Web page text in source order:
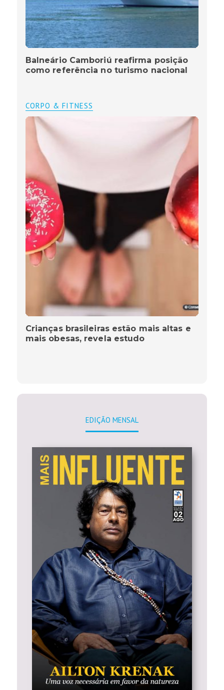
Balneário Camboriú reafirma posição
como referência no turismo nacional
CORPO & FITNESS
Crianças brasileiras estão mais altas e
mais obesas, revela estudo
EDIÇÃO MENSAL